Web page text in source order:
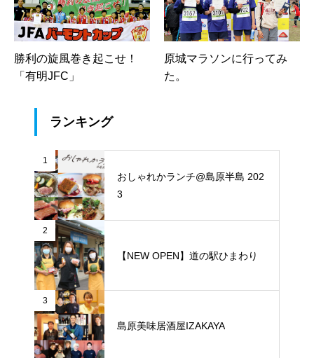
勝利の旋風巻き起こせ！
「有明JFC」￼
原城マラソンに行ってみ
た。
ランキング
1
おしゃれかランチ@島原半島 202
3
2
【NEW OPEN】道の駅ひまわり
3
島原美味居酒屋IZAKAYA